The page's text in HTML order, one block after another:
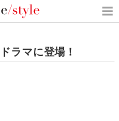
ラマに登場！